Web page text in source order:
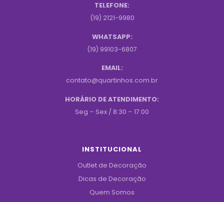
TELEFONE:
(19) 2121-9980
WHATSAPP:
(19) 99103-6807
EMAIL:
contato@quartinhos.com.br
HORÁRIO DE ATENDIMENTO:
Seg – Sex / 8:30 – 17:00
INSTITUCIONAL
Outlet de Decoração
Dicas de Decoração
Quem Somos